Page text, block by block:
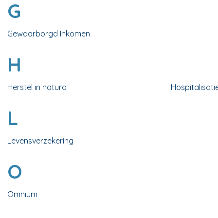
G
Gewaarborgd Inkomen
H
Herstel in natura
L
Levensverzekering
O
Omnium